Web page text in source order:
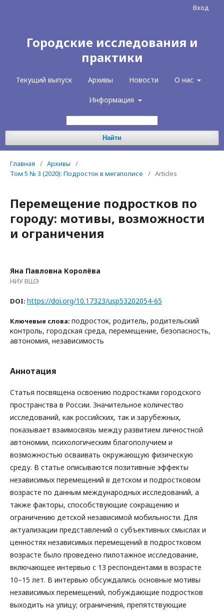
Городские исследования и
практики
Текущий выпуск Архивы Новости О нас
Информация
Найти
Вход
Главная / Архивы
/
Том 5 № 3 (2020): Подросток в мегаполисе
/ Articles
Перемещение подростков по
городу: мотивы, возможности
и ограничения
Яна Павловна Королёва
НИУ ВШЭ
DOI: https://doi.org/10.17323/usp53202054-65
Ключевые слова: подросток, родитель, родительский
контроль, городская среда, перемещение, безопасность,
автономия, независимость
Аннотация
Статья посвящена освоению подростками городского
пространства в России. Значительное количество
исследований, как российских, так и зарубежных,
показывает взаимосвязь между развитием личностной
автономии, психологическим благополучием и
возможностью осваивать окружающую физическую
среду. В статье описываются позитивные эффекты
независимых перемещений в детском и подростковом
возрасте по данным международных исследований, а
также факторы, способствующие сокращению и
ограничению детской независимой мобильности. Для
актуализации представлений о субъективных смыслах и
ценностях независимых перемещений в подростковом
возрасте было проведено пилотажное исследование,
включающее интервью с 13 респондентами в возрасте
10–15 лет. В интервью обсуждались основные мотивы
независимых перемещений, побуждающие подростков
выходить на улицу; ограничения, препятствующие